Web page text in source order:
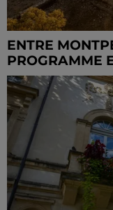
ENTRE
PROGRAMME